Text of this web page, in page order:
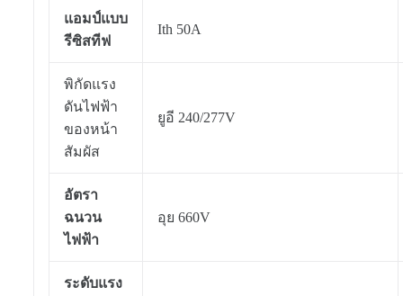
แอมป์แบบ
รีซิสทีฟ
Ith 50A
พิกัดแรง
ดันไฟฟ้า
ของหน้า
สัมผัส
ยูอี 240/277V
อัตรา
ฉนวน
ไฟฟ้า
อุย 660V
ระดับแรง